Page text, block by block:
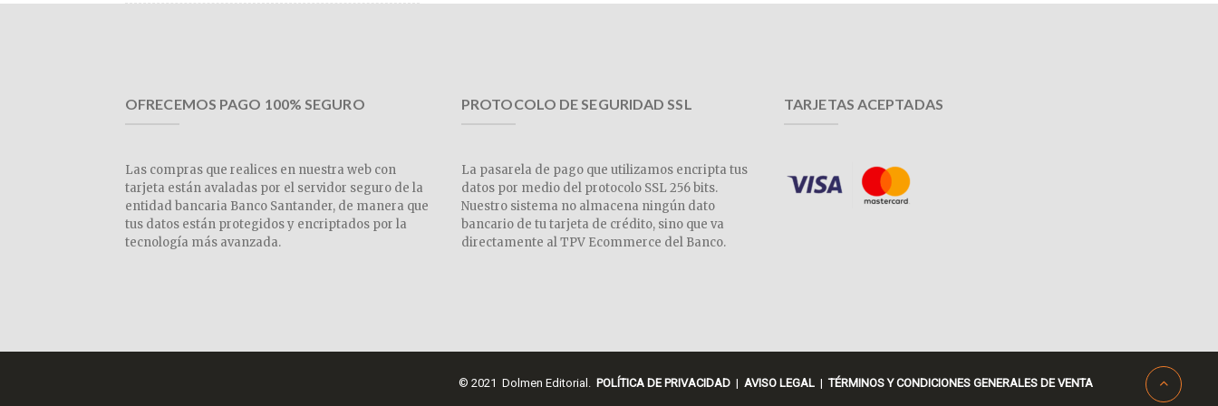
OFRECEMOS PAGO 100% SEGURO
Las compras que realices en nuestra web con
tarjeta están avaladas por el servidor seguro de la
entidad bancaria Banco Santander, de manera que
tus datos están protegidos y encriptados por la
tecnología más avanzada.
PROTOCOLO DE SEGURIDAD SSL
La pasarela de pago que utilizamos encripta tus
datos por medio del protocolo SSL 256 bits.
Nuestro sistema no almacena ningún dato
bancario de tu tarjeta de crédito, sino que va
directamente al TPV Ecommerce del Banco.
TARJETAS ACEPTADAS
© 2021 Dolmen Editorial. POLÍTICA DE PRIVACIDAD | AVISO LEGAL |TÉRMINOS Y CONDICIONES GENERALES DE VENTA